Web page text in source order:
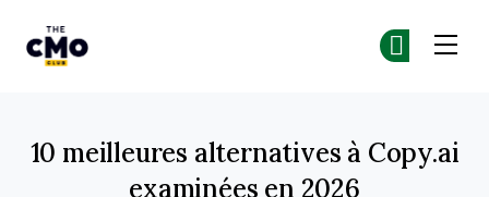
10 meilleures alternatives à Copy.ai
examinées en 2026